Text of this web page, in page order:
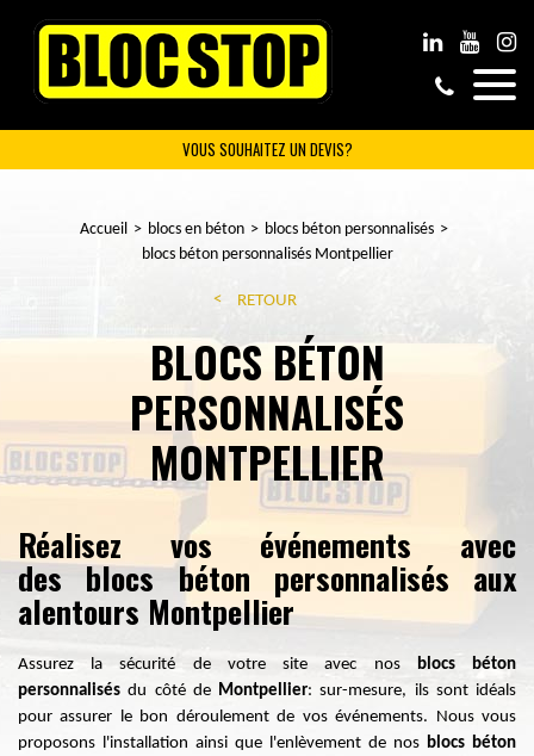
VOUS SOUHAITEZ UN DEVIS?
Accueil blocs en béton
blocs béton personnalisés
blocs béton personnalisés Montpellier
RETOUR
BLOCS BÉTON
PERSONNALISÉS
MONTPELLIER
Réalisez vos événements avec
des blocs béton personnalisés aux
alentours Montpellier
Assurez la sécurité de votre site avec nos blocs béton
personnalisés du côté de Montpellier: sur-mesure, ils sont idéals
pour assurer le bon déroulement de vos événements. Nous vous
proposons l'installation ainsi que l'enlèvement de nos blocs béton